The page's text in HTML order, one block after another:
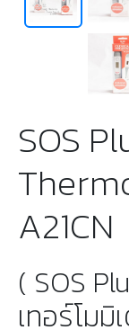
SOS
A21CN
( SOS
เทอร์โม